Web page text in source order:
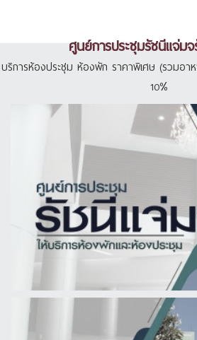
ศูนย์การประชุมรัชนีแจ่ม
บริการห้องประชุม ห้องพัก ราคาพิเศษ (รวมอา
10%